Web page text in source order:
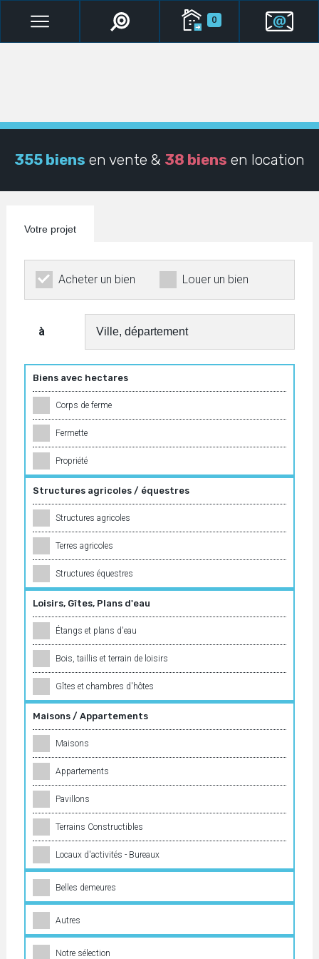
0
355 biens en vente & 38 biens en location
Votre projet
Acheter un bien Louer un bien
à
Biens avec hectares
Corps de ferme
Fermette
Propriété
Structures agricoles / équestres
Structures agricoles
Terres agricoles
Structures équestres
Loisirs, Gîtes, Plans d'eau
Étangs et plans d'eau
Bois, taillis et terrain de loisirs
Gîtes et chambres d'hôtes
Maisons / Appartements
Maisons
Appartements
Pavillons
Terrains Constructibles
Locaux d'activités - Bureaux
Belles demeures
Autres
Notre sélection